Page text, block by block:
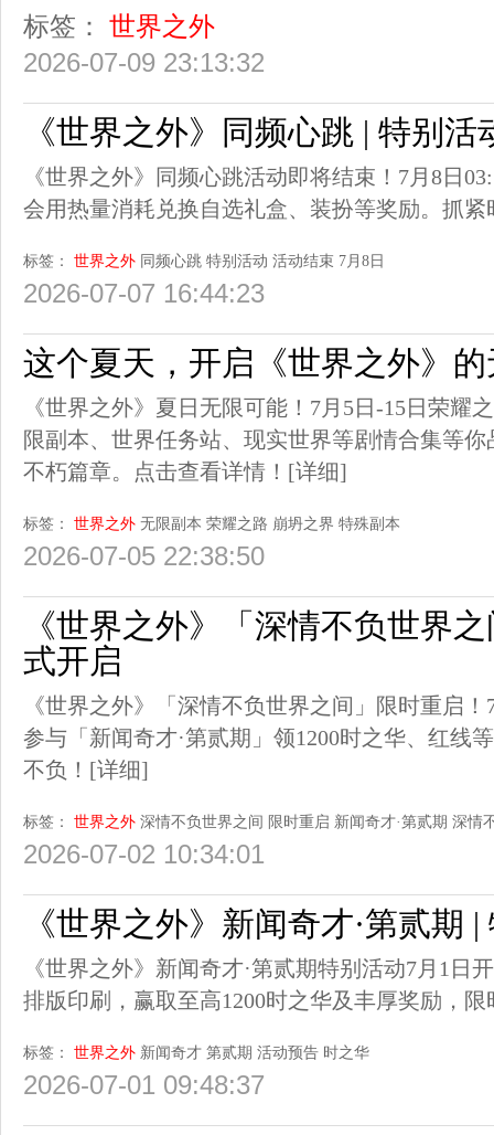
标签：
世界之外
2026-07-09 23:13:32
《世界之外》同频心跳 | 特别活
《世界之外》同频心跳活动即将结束！7月8日
会用热量消耗兑换自选礼盒、装扮等奖励。抓
标签： 世界之外 同频心跳 特别活动 活动结束 7月8日
2026-07-07 16:44:23
这个夏天，开启《世界之外》
《世界之外》夏日无限可能！7月5日-15日荣耀
限副本、世界任务站、现实世界等剧情合集等
不朽篇章。点击查看详情！ [详细]
标签： 世界之外 无限副本 荣耀之路 崩坍之界 特殊副本
2026-07-05 22:38:50
《世界之外》「深情不负世界
式开启
《世界之外》「深情不负世界之间」限时重启
参与「新闻奇才·第贰期」领1200时之华、红线
不负！ [详细]
标签： 世界之外 深情不负世界之间 限时重启 新闻奇才·第贰期 深情
2026-07-02 10:34:01
《世界之外》新闻奇才·第贰期
《世界之外》新闻奇才·第贰期特别活动7月1日
排版印刷，赢取至高1200时之华及丰厚奖励，
标签： 世界之外 新闻奇才 第贰期 活动预告 时之华
2026-07-01 09:48:37